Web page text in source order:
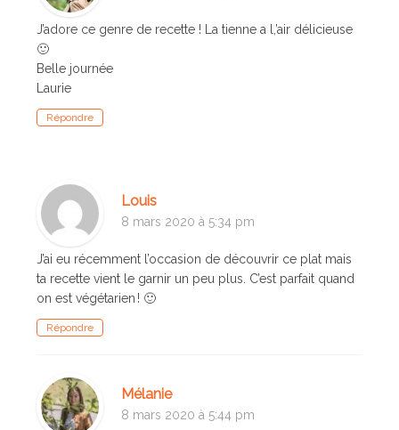
J’adore ce genre de recette ! La tienne a l,’air délicieuse
🙂
Belle journée
Laurie
Répondre
Louis
8 mars 2020 à 5:34 pm
J’ai eu récemment l’occasion de découvrir ce plat mais
ta recette vient le garnir un peu plus. C’est parfait quand
on est végétarien ! 🙂
Répondre
Mélanie
8 mars 2020 à 5:44 pm